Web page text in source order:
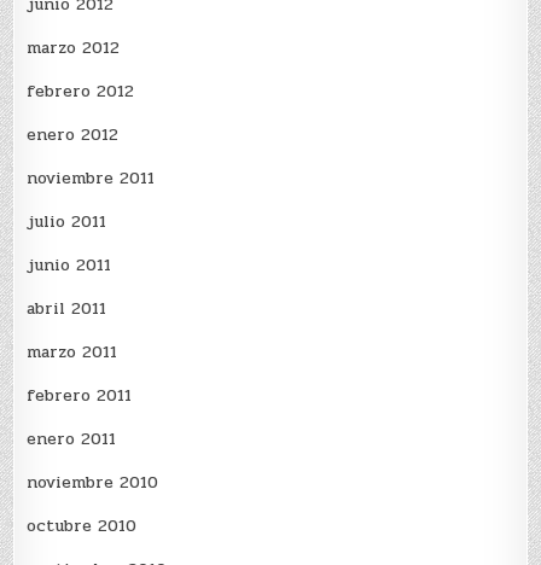
marzo 2012
febrero 2012
enero 2012
noviembre 2011
julio 2011
junio 2011
abril 2011
marzo 2011
febrero 2011
enero 2011
noviembre 2010
octubre 2010